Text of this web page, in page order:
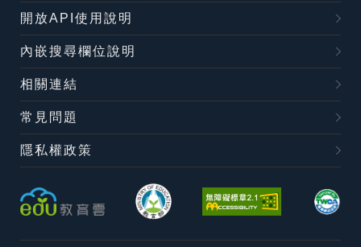
開放API使用說明
內嵌搜尋欄位說明
相關連結
常見問題
隱私權政策